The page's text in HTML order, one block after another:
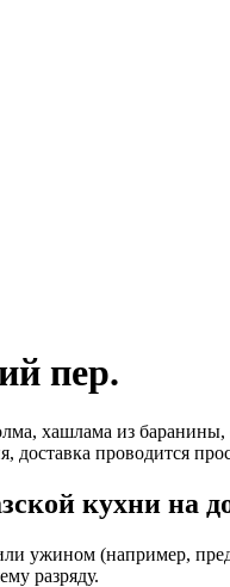
пер.
хашлама из
проводится
кухни на
ужином (например,
разряду.